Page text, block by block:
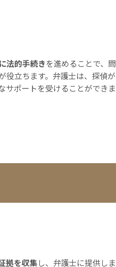
法的手続きを進めることで、問
役立ちます。弁護士は、探偵が
サポートを受けることができま
拠を収集し、弁護士に提供しま